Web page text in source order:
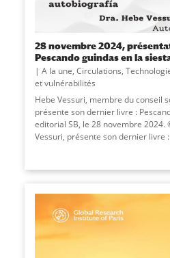
28 novembre 2024,
Pescando guindas en la
A la une, Circulations,
et vulnérabilités
Hebe Vessuri, membre du conseil
présente son dernier livre :
editorial SB, le 28 novembre
Vessuri, présente son dernier livre